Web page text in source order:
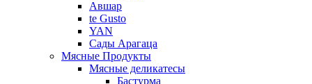
Авшар
te Gusto
YAN
Сады Арагаца
Мясные Продукты
Мясные деликатесы
Бастурма